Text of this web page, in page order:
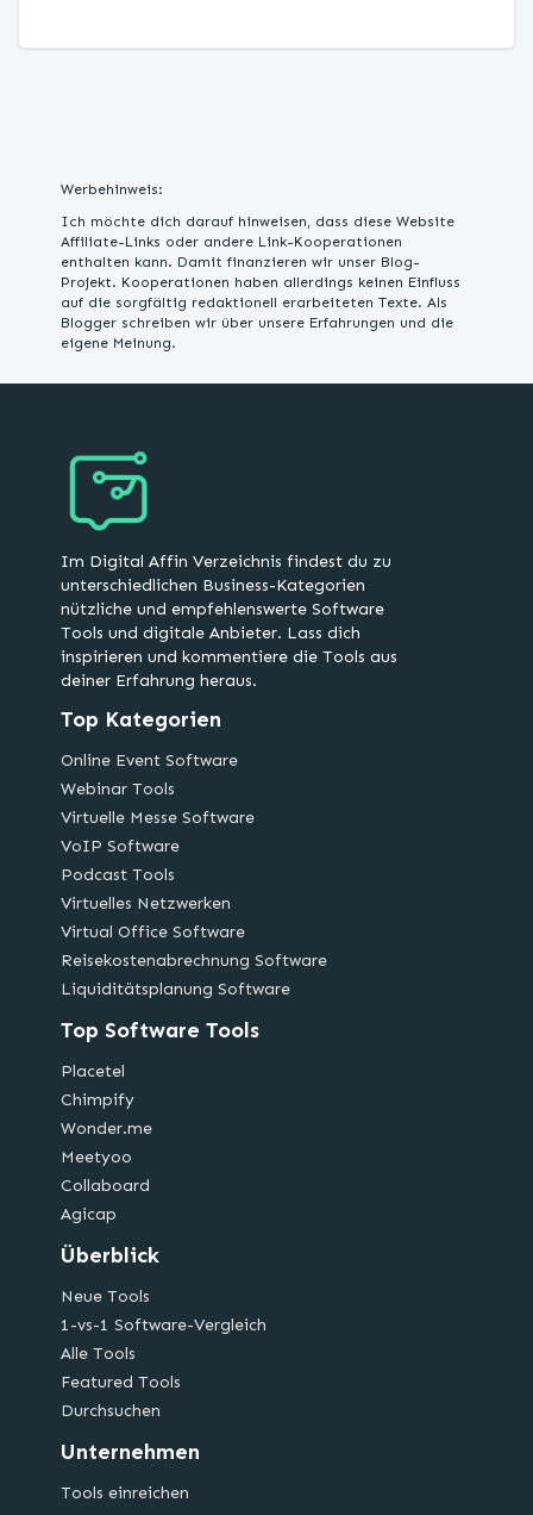
Werbehinweis:
Ich möchte dich darauf hinweisen, dass diese Website
Affiliate-Links oder andere Link-Kooperationen
enthalten kann. Damit finanzieren wir unser Blog-
Projekt. Kooperationen haben allerdings keinen Einfluss
auf die sorgfältig redaktionell erarbeiteten Texte. Als
Blogger schreiben wir über unsere Erfahrungen und die
eigene Meinung.
Im Digital Affin Verzeichnis findest du zu
unterschiedlichen Business-Kategorien
nützliche und empfehlenswerte Software
Tools und digitale Anbieter. Lass dich
inspirieren und kommentiere die Tools aus
deiner Erfahrung heraus.
Top Kategorien
Online Event Software
Webinar Tools
Virtuelle Messe Software
VoIP Software
Podcast Tools
Virtuelles Netzwerken
Virtual Office Software
Reisekostenabrechnung Software
Liquiditätsplanung Software
Top Software Tools
Placetel
Chimpify
Wonder.me
Meetyoo
Collaboard
Agicap
Überblick
Neue Tools
1-vs-1 Software-Vergleich
Alle Tools
Featured Tools
Durchsuchen
Unternehmen
Tools einreichen